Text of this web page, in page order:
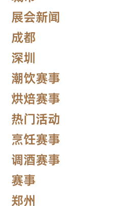
展会新闻
成都
深圳
潮饮赛事
烘焙赛事
热门活动
烹饪赛事
调酒赛事
赛事
郑州